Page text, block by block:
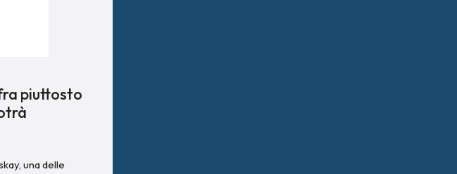
piuttosto
una delle